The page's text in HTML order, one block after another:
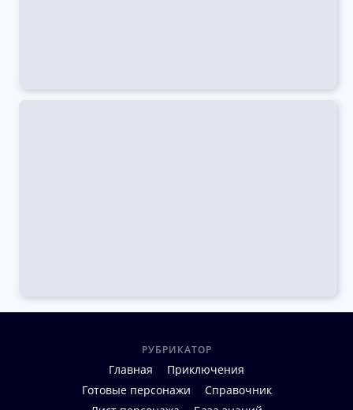
РУБРИКАТОР
Главная
Приключения
Готовые персонажи
Справочник